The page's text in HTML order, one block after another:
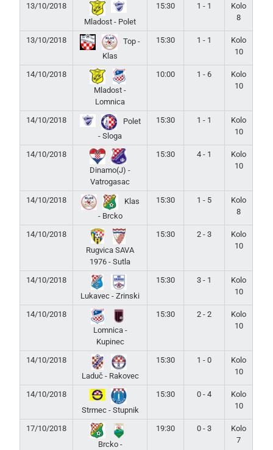
13/10/2018
Mladost - Polet
15:30 1 - 1
Kolo
8
13/10/2018
Top -
Klas
15:30 1 - 1
Kolo
10
14/10/2018
Mladost -
Lomnica
10:00 1 - 6
Kolo
10
14/10/2018
Polet
- Sloga
15:30 1 - 1
Kolo
10
14/10/2018
Dinamo(J) -
Vatrogasac
15:30 4 - 1
Kolo
10
14/10/2018
Klas
- Brcko
15:30 1 - 5
Kolo
8
14/10/2018
Rugvica SAVA
1976 - Sutla
15:30 2 - 3
Kolo
10
14/10/2018
Lukavec - Zrinski
15:30 3 - 1
Kolo
10
14/10/2018
Lomnica -
Kupinec
15:30 2 - 2
Kolo
10
14/10/2018
Laduč - Rakovec
15:30 1 - 0
Kolo
10
14/10/2018
Strmec - Stupnik
15:30 0 - 4
Kolo
10
17/10/2018
Brcko -
19:30 0 - 3
Kolo
7